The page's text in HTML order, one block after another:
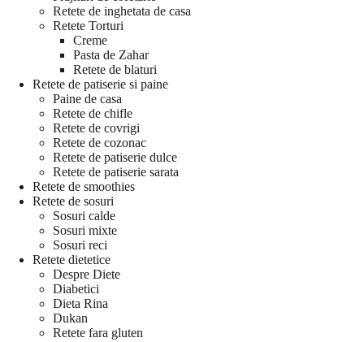
Retete de inghetata de casa
Retete Torturi
Creme
Pasta de Zahar
Retete de blaturi
Retete de patiserie si paine
Paine de casa
Retete de chifle
Retete de covrigi
Retete de cozonac
Retete de patiserie dulce
Retete de patiserie sarata
Retete de smoothies
Retete de sosuri
Sosuri calde
Sosuri mixte
Sosuri reci
Retete dietetice
Despre Diete
Diabetici
Dieta Rina
Dukan
Retete fara gluten